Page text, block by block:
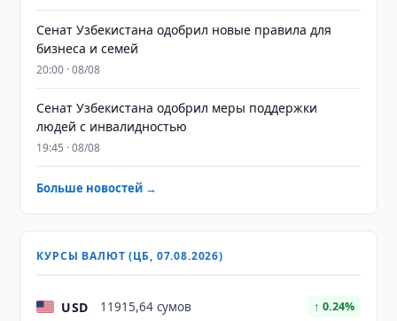
Сенат Узбекистана одобрил новые правила для
бизнеса и семей
20:00 · 08/08
Сенат Узбекистана одобрил меры поддержки
людей с инвалидностью
19:45 · 08/08
Больше новостей →
КУРСЫ ВАЛЮТ (ЦБ, 07.08.2026)
USD 11915,64 сумов ↑ 0.24%